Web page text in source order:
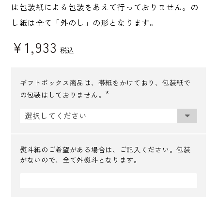
は包装紙による包装をあえて行っておりません。の
し紙は全て「外のし」の形となります。
¥ 1,933 税込
ギフトボックス商品は、帯紙をかけており、包装紙で
の包装はしておりません。
熨斗紙のご希望がある場合は、ご記入ください。包装
がないので、全て外熨斗となります。